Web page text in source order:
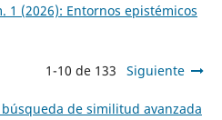
1 (2026): Entornos epistémicos
1-10 de 133 Siguiente
de similitud avanzada